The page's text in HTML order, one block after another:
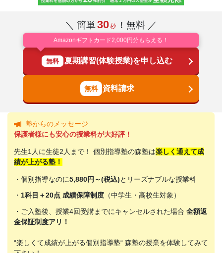
＼ 簡単30秒 ！無料 ／
Amazonギフトカード2,000円分もらえる！
無料 夏期講習(体験授業)を申し込む
資料請求
塾からのメッセージ
保護者様にも安心の授業料が大好評！
先生1人に生徒2人まで！ 個別指導塾の森塾は楽しく通えて成
績が上がる塾！
・個別指導なのに5,880円～(税込)とリーズナブルな授業料
・ 1科目＋20点 成績保障制度 （中学生・高校生対象）
・ご入塾後、授業4回受講までにキャンセルされた場合 全額返
金保証制度アリ！
“楽しくて成績が上がる個別指導塾“ 森塾の授業を体験してみて